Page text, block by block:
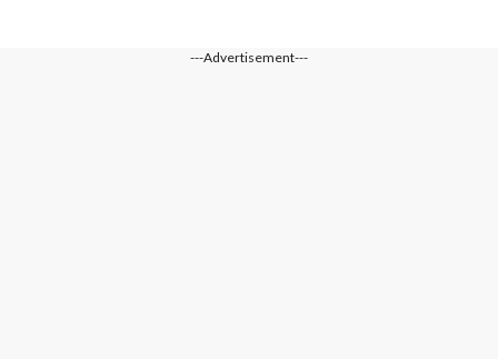
---Advertisement---